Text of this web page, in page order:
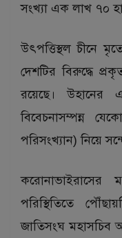
সংখ্যা এক লাখ ৭০
উৎপত্তিস্থল চীনে
দেশটির বিরুদ্ধে
রয়েছে। উহানের
বিবেচনাসম্পন্ন
পরিসংখ্যান) নিয়ে
করোনাভাইরাসের
পরিস্থিতিতে
জাতিসংঘ মহাসচিব